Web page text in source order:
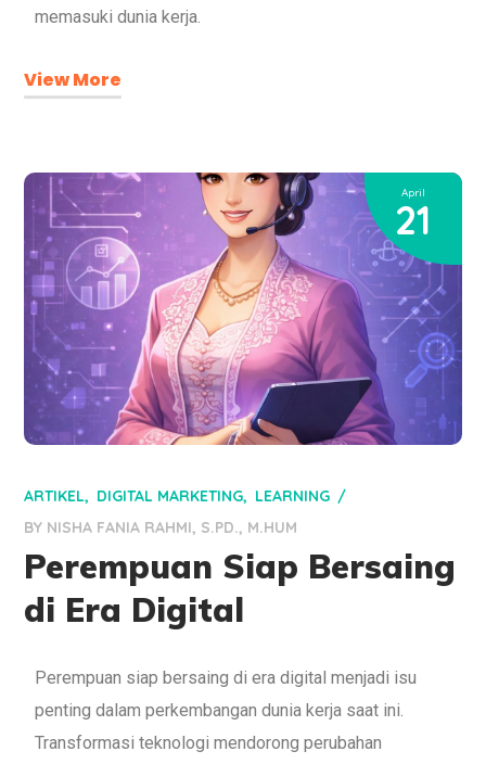
memasuki dunia kerja.
View More
April
21
ARTIKEL DIGITAL MARKETING
LEARNING
BY NISHA FANIA RAHMI, S.PD., M.HUM
Perempuan Siap Bersaing
di Era Digital
Perempuan siap bersaing di era digital menjadi isu
penting dalam perkembangan dunia kerja saat ini.
Transformasi teknologi mendorong perubahan